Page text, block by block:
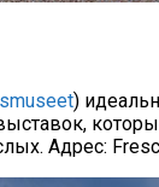
)
Адрес: